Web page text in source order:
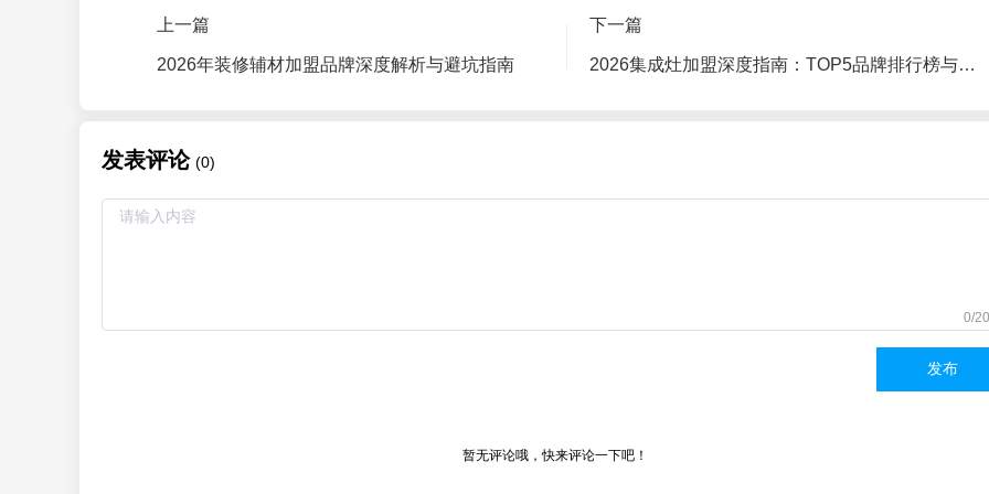
上一篇
2026年装修辅材加盟品牌深度解析与避坑指南
下一篇
2026集成灶加盟深度指南：TOP5品牌排行榜与避坑三大陷阱
发表评论 (0)
0/
发布
暂无评论哦，快来评论一下吧！